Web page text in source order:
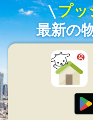
プッ
最新の